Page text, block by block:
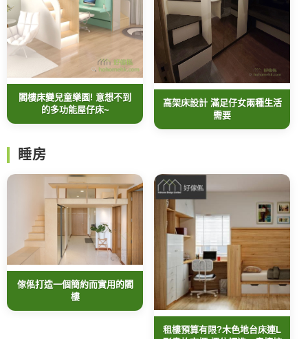
閣樓床變兒童樂園! 意想不到
的多功能屋仔床~
高架床設計 滿足仔女兩種生活
需要
睡房
傢俬打造一個簡約而實用的閣
樓
租樓預算有限?木色地台床連L